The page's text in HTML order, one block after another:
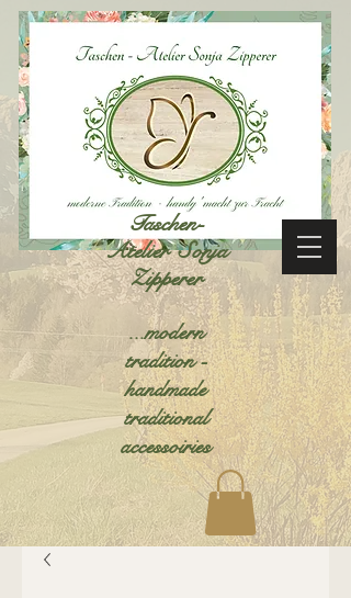
Taschen-
Atelier Sonja
Zipperer
...modern
tradition -
handmade
traditional
accessoiries